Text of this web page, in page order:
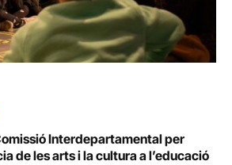
Interdepartamental per
de les arts i la cultura a l’educació